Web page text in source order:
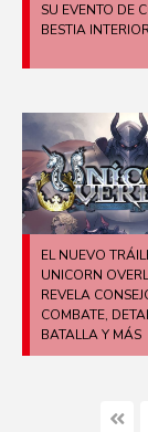
SU EVENTO DE
BESTIA
EL NUEVO
UNICORN
REVELA
COMBATE,
BATALLA Y MÁS